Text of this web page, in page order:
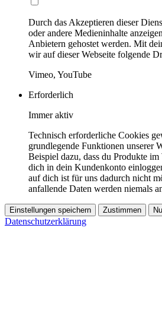
Durch das Akzeptieren dieser
oder andere Medieninhalte
Anbietern gehostet werden. Mit
wir auf dieser Webseite folgende
Vimeo, YouTube
Erforderlich
Immer aktiv
Technisch erforderliche Cookies
grundlegende Funktionen unserer
Beispiel dazu, dass du Produkte
dich in dein Kundenkonto
auf dich ist für uns dadurch nicht
anfallende Daten werden niemals
Einstellungen speichern Zustimmen
Datenschutzerklärung